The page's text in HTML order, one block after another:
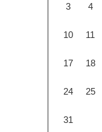
3 4
10 11
17 18
24 25
31